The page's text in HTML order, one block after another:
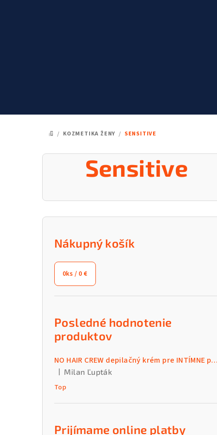
DOMOV
/ KOZMETIKA ŽENY / SENSITIVE
Sensitive
B
Nákupný košík
0ks / 0 €
Posledné hodnotenie
produktov
NO HAIR CREW depilačný krém pre INTÍMNE partie 100ml
Hodnotenie produktu je 5 z 5 hviezdičiek.
Milan Ľupták
Top
Prijímame online platby